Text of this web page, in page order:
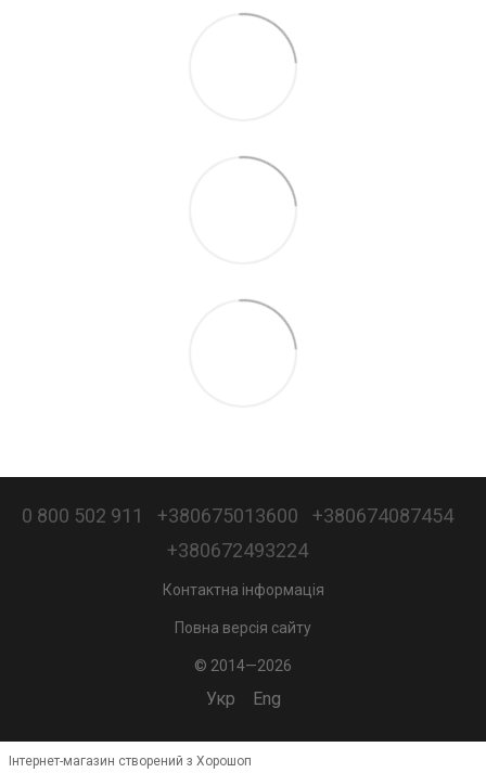
0 800 502 911 +380675013600
+380674087454
+380672493224
Контактна інформація
Повна версія сайту
© 2014—2026
Укр Eng
Інтернет-магазин створений з Хорошоп